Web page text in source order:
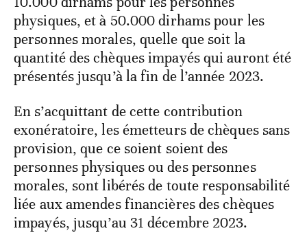
physiques, et à 50.000 dirhams pour les
personnes morales, quelle que soit la
quantité des chèques impayés qui auront été
présentés jusqu’à la fin de l’année 2023.
En s’acquittant de cette contribution
exonératoire, les émetteurs de chèques sans
provision, que ce soient soient des
personnes physiques ou des personnes
morales, sont libérés de toute responsabilité
liée aux amendes financières des chèques
impayés, jusqu’au 31 décembre 2023.